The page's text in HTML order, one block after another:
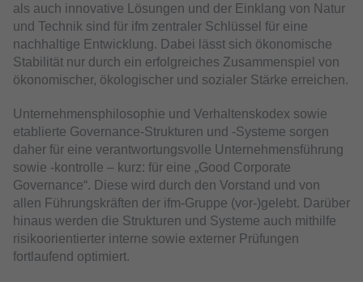
als auch innovative Lösungen und der Einklang von Natur
und Technik sind für ifm zentraler Schlüssel für eine
nachhaltige Entwicklung. Dabei lässt sich ökonomische
Stabilität nur durch ein erfolgreiches Zusammenspiel von
ökonomischer, ökologischer und sozialer Stärke erreichen.
Unternehmensphilosophie und Verhaltenskodex sowie
etablierte Governance-Strukturen und -Systeme sorgen
daher für eine verantwortungsvolle Unternehmensführung
sowie -kontrolle – kurz: für eine „Good Corporate
Governance“. Diese wird durch den Vorstand und von
allen Führungskräften der ifm-Gruppe (vor-)gelebt. Darüber
hinaus werden die Strukturen und Systeme auch mithilfe
risikoorientierter interne sowie externer Prüfungen
fortlaufend optimiert.